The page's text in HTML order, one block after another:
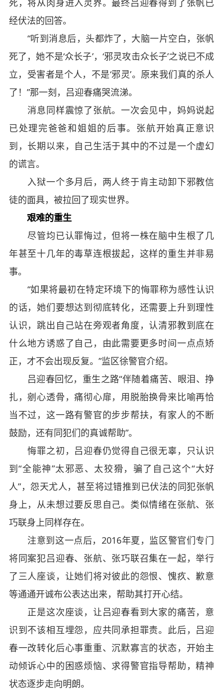
死，将从肉身进入灵界。最终吕迎春得到了张帆已
经伏法的回答。
“听到消息后，头都炸了，大脑一片空白，张帆
死了，她不是‘众长子’，‘邪灵攻击众长子’之说已不成
立，受害者是个人，不是‘邪灵’。原来我们真的杀人
了！”那一刻，吕迎春痛哭流涕。
消息同样震惊了张航。一次会见中，妈妈说起
已处理完爸爸和姐姐的后事。张航开始真正意识
到，长期以来，自己生活于其中的不过是一个虚幻
的谎言。
入狱一个多月后，两人终于肯主动卸下邪教信
徒的面具，被拉回了现实世界。
艰难的重生
尽管均已认罪悔过，但将一株在脑中生根了几
年甚至十几年的毒草连根拔起，这样的重生并非易
事。
“如果将最初在特定环境下的悔罪称为感性认识
的话，她们要想达到彻底转化，还需要上升到理性
认识，跳出自己站在旁观者角度，认清邪教到底在
什么地方诱惑了自己，由此需要更多时间一点点矫
正，才不会出现反复。”监区徐警官介绍。
吕迎春回忆，重生之路“伴随着痛苦、眼泪、挣
扎，剜心透骨，痛彻心扉，用脱胎换骨来比喻再恰
当不过，这一路有警官的步步帮扶，有家人的不断
鼓励，还有同犯们的真诚帮助”。
悔罪之初，吕迎春仍觉得自己很无辜，只认识
到“全能神”太邪恶、太狡猾，骗了自己这个“大好
人”，怨天尤人，甚至将过错推到已伏法的同犯张帆
身上，从未想过要反思自己。类似情绪在张航、张
巧联身上同样存在。
注意到这一点后，2016年夏，监区警官们专门
将同案犯吕迎春、张航、张巧联召集在一起，举行
了三人座谈，让她们将对彼此的怨恨、愧疚、歉意
等通通开诚布公表达出来，帮助其打开心结。
正是这次座谈，让吕迎春看到大家的痛苦，意
识到不该相互埋怨，应共同承担罪责。此后，吕迎
春一改转化后心事重重、沉默寡言的状态，开始主
动倾诉心中的困惑烦恼、求得警官指导帮助，精神
状态逐步走向明朗。